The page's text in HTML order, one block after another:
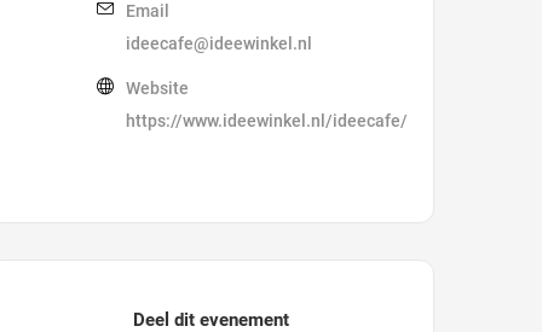
Email
ideecafe@ideewinkel.nl
Website
https://www.ideewinkel.nl/ideecafe/
Deel dit evenement